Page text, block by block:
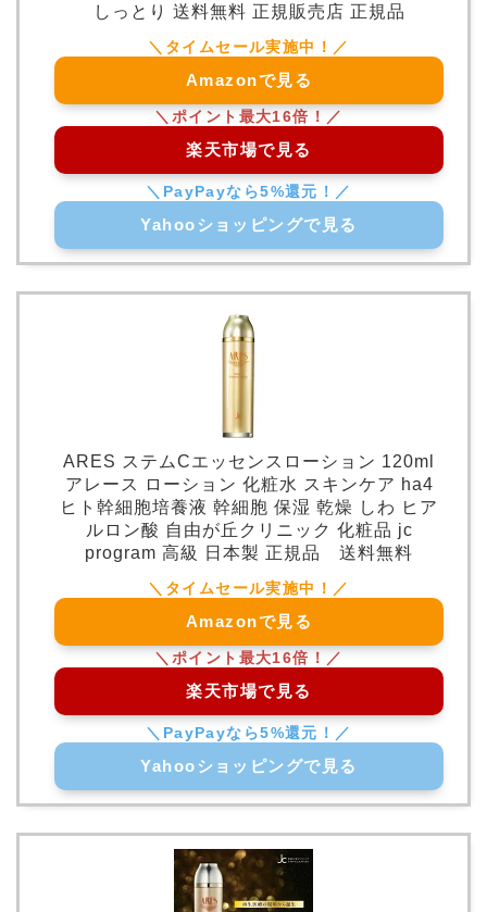
しっとり 送料無料 正規販売店 正規品
Amazonで見る
楽天市場で見る
Yahooショッピングで見る
ARES ステムCエッセンスローション 120ml
アレース ローション 化粧水 スキンケア ha4
ヒト幹細胞培養液 幹細胞 保湿 乾燥 しわ ヒア
ルロン酸 自由が丘クリニック 化粧品 jc
program 高級 日本製 正規品 送料無料
Amazonで見る
楽天市場で見る
Yahooショッピングで見る